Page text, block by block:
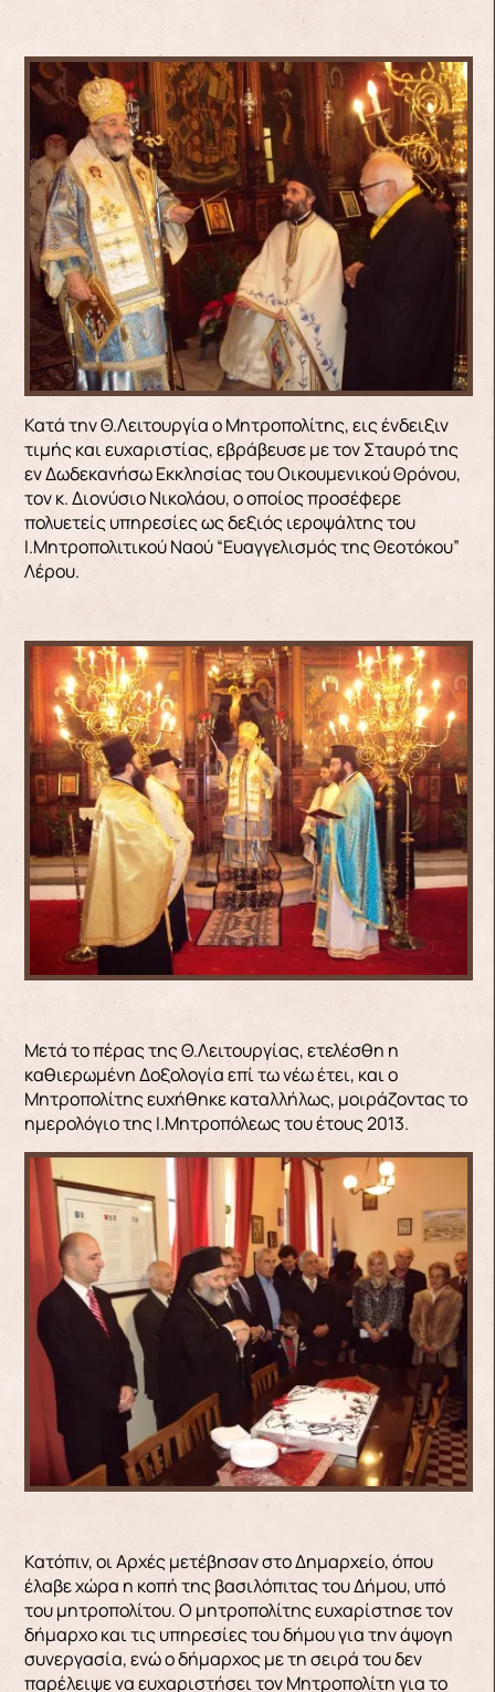
Κατά την Θ.Λειτουργία ο Μητροπολίτης, εις ένδειξιν
τιμής και ευχαριστίας, εβράβευσε με τον Σταυρό της
εν Δωδεκανήσω Εκκλησίας του Οικουμενικού Θρόνου,
τον κ. Διονύσιο Νικολάου, ο οποίος προσέφερε
πολυετείς υπηρεσίες ως δεξιός ιεροψάλτης του
Ι.Μητροπολιτικού Ναού “Ευαγγελισμός της Θεοτόκου”
Λέρου.
Μετά το πέρας της Θ.Λειτουργίας, ετελέσθη η
καθιερωμένη Δοξολογία επί τω νέω έτει, και ο
Μητροπολίτης ευχήθηκε καταλλήλως, μοιράζοντας το
ημερολόγιο της Ι.Μητροπόλεως του έτους 2013.
Κατόπιν, οι Αρχές μετέβησαν στο Δημαρχείο, όπου
έλαβε χώρα η κοπή της βασιλόπιτας του Δήμου, υπό
του μητροπολίτου. Ο μητροπολίτης ευχαρίστησε τον
δήμαρχο και τις υπηρεσίες του δήμου για την άψογη
συνεργασία, ενώ ο δήμαρχος με τη σειρά του δεν
παρέλειψε να ευχαριστήσει τον Μητροπολίτη για το